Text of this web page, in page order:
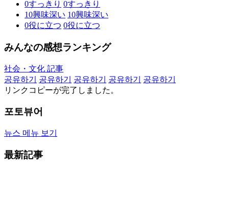
0すっきり 0すっきり
10興味深い 10興味深い
0役に立つ 0役に立つ
みんなの感想ランキング
社会・文化 記事
공유하기
공유하기 공유하기 공유하기
공유하기
リンクコピーが完了しました。
포토뷰어
뉴스 메뉴 보기
最新記事